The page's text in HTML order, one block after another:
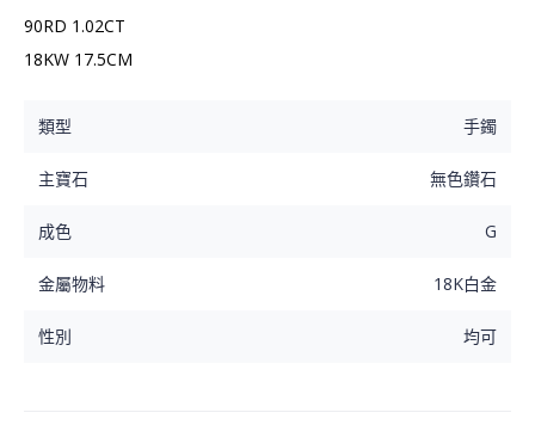
90RD 1.02CT
18KW 17.5CM
類型 手鐲
主寶石 無色鑽石
成色 G
金屬物料 18K白金
性別 均可